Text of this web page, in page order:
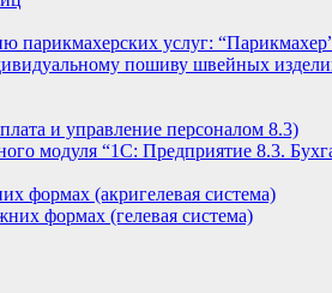
парикмахерских услуг:
пошиву швейных
и управление персоналом 8.3)
модуля “1С: Предприятие 8.3.
формах (акригелевая система)
формах (гелевая система)